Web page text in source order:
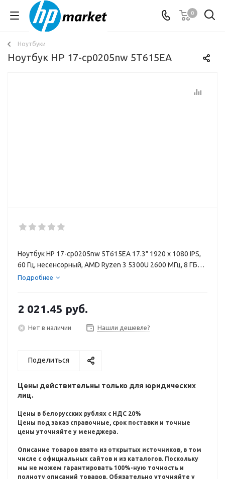
0
Ноутбуки
Ноутбук HP 17-cp0205nw 5T615EA
Ноутбук HP 17-cp0205nw 5T615EA 17.3" 1920 x 1080 IPS,
60 Гц, несенсорный, AMD Ryzen 3 5300U 2600 МГц, 8 ГБ
DDR4, SSD 256 ГБ, видеокарта встроенная, Windows 11,
Подробнее
2 021.45 руб.
Нет в наличии Нашли дешевле?
Поделиться
Цены действительны только для юридических
лиц.
Цены в белорусских рублях с НДС 20%
Цены под заказ справочные, срок поставки и точные
цены уточняйте у менеджера.
Описание товаров взято из открытых источников, в том
числе с официальных сайтов и из каталогов. Поскольку
мы не можем гарантировать 100%-ную точность и
полноту описаний товаров. Обязательно уточняйте у